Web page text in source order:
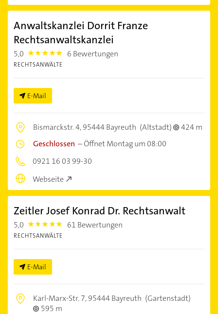
Anwaltskanzlei Dorrit Franze
Rechtsanwaltskanzlei
5,0 5.0 6 Bewertungen
RECHTSANWÄLTE
E-Mail
Bismarckstr. 4,95444 Bayreuth (Altstadt)
424 m
Geschlossen –Öffnet Montag um 08:00
0921 16 03 99-30
Webseite
Zeitler Josef Konrad Dr. Rechtsanwalt
5,0 5.0 61 Bewertungen
RECHTSANWÄLTE
E-Mail
Karl-Marx-Str. 7,95444 Bayreuth (Gartenstadt)
595 m